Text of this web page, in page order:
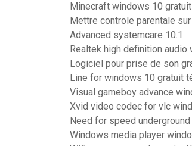
Minecraft windows 10
Mettre controle parentale
Advanced systemcare 10.1
Realtek high definition
Logiciel pour prise de son
Line for windows 10 gratuit
Visual gameboy advance
Xvid video codec for vlc
Need for speed
Windows media player